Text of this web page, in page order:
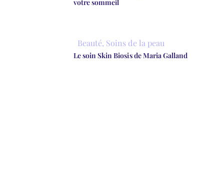
votre sommeil
Beauté, Soins de la peau
Le soin Skin Biosis de Maria Galland